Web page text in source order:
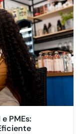
PMEs: